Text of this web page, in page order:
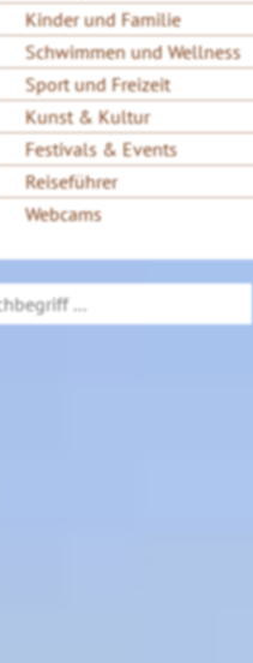
Kinder und Familie
Schwimmen und Wellness
Sport und Freizeit
Kunst & Kultur
Festivals & Events
Reiseführer
Webcams